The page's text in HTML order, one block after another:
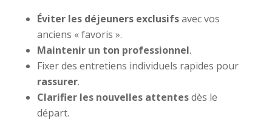
Éviter les déjeuners exclusifsavec vos
anciens « favoris ».
Maintenir un ton professionnel.
Fixer des entretiens individuels rapides pour
rassurer.
Clarifier les nouvelles attentesdès le
départ.